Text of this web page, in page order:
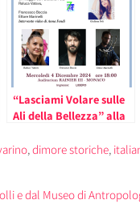
“Lasciami Volare sulle
Ali della Bellezza” alla
Principato di Monaco
, dimore storiche,
e dal Museo di